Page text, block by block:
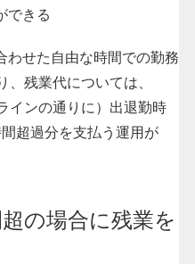
できる
わせた 自由な時間での勤務
残業代については、
インの通りに）出退勤時
超過分を支払う運用が
の場合に残業を